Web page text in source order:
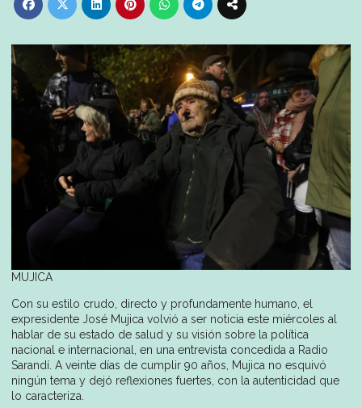
MUJICA
Con su estilo crudo, directo y profundamente humano, el
expresidente José Mujica volvió a ser noticia este miércoles al
hablar de su estado de salud y su visión sobre la política
nacional e internacional, en una entrevista concedida a Radio
Sarandí. A veinte días de cumplir 90 años, Mujica no esquivó
ningún tema y dejó reflexiones fuertes, con la autenticidad que
lo caracteriza.